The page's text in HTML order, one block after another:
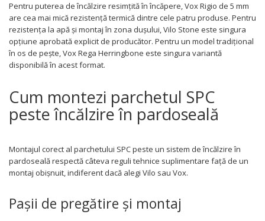
Pentru puterea de încălzire resimțită în încăpere, Vox Rigio de 5 mm
are cea mai mică rezistență termică dintre cele patru produse. Pentru
rezistența la apă și montaj în zona dușului, Vilo Stone este singura
opțiune aprobată explicit de producător. Pentru un model tradițional
în os de pește, Vox Rega Herringbone este singura variantă
disponibilă în acest format.
Cum montezi parchetul SPC
peste încălzire în pardoseală
Montajul corect al parchetului SPC peste un sistem de încălzire în
pardoseală respectă câteva reguli tehnice suplimentare față de un
montaj obișnuit, indiferent dacă alegi Vilo sau Vox.
Pașii de pregătire și montaj